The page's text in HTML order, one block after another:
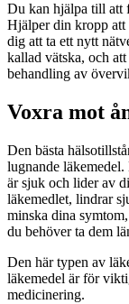
Du kan hjälpa till att
Hjälper din kropp att
dig att ta ett nytt
kallad vätska, och
behandling av
Voxra mot
Den bästa
lugnande
är sjuk och lider av
läkemedlet, lindrar
minska dina
du behöver ta dem
Den här typen av
läkemedel är för
medicinering.